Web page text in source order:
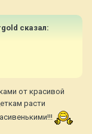
сказал:
от красивой
расти